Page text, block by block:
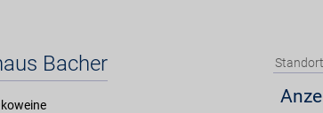
Bacher Standort